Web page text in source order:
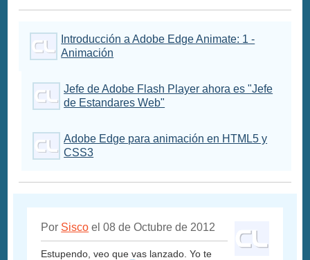
Introducción a Adobe Edge Animate: 1 -
Animación
Jefe de Adobe Flash Player ahora es "Jefe
de Estandares Web"
Adobe Edge para animación en HTML5 y
CSS3
Por Sisco el 08 de Octubre de 2012
Estupendo, veo que vas lanzado. Yo te